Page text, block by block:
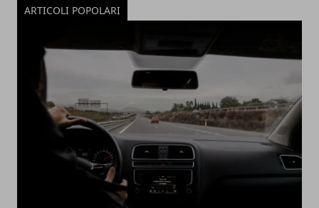
ARTICOLI POPOLARI